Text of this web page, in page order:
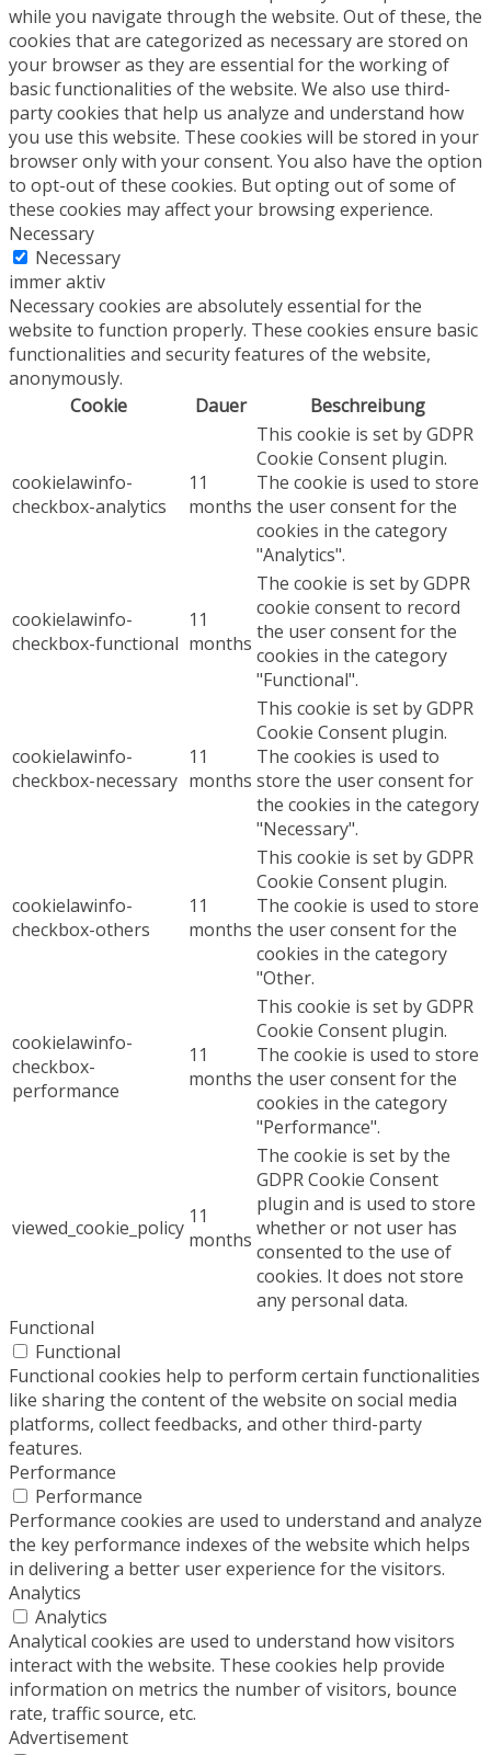
while you navigate through the website. Out of these, the
cookies that are categorized as necessary are stored on
your browser as they are essential for the working of
basic functionalities of the website. We also use third-
party cookies that help us analyze and understand how
you use this website. These cookies will be stored in your
browser only with your consent. You also have the option
to opt-out of these cookies. But opting out of some of
these cookies may affect your browsing experience.
Necessary
Necessary
immer aktiv
Necessary cookies are absolutely essential for the
website to function properly. These cookies ensure basic
functionalities and security features of the website,
anonymously.
Cookie
Dauer Beschreibung
cookielawinfo-
checkbox-analytics
11
months
This cookie is set by GDPR
Cookie Consent plugin.
The cookie is used to store
the user consent for the
cookies in the category
"Analytics".
cookielawinfo-
checkbox-functional
11
months
The cookie is set by GDPR
cookie consent to record
the user consent for the
cookies in the category
"Functional".
cookielawinfo-
checkbox-necessary
11
months
This cookie is set by GDPR
Cookie Consent plugin.
The cookies is used to
store the user consent for
the cookies in the category
"Necessary".
cookielawinfo-
checkbox-others
11
months
This cookie is set by GDPR
Cookie Consent plugin.
The cookie is used to store
the user consent for the
cookies in the category
"Other.
cookielawinfo-
checkbox-
performance
11
months
This cookie is set by GDPR
Cookie Consent plugin.
The cookie is used to store
the user consent for the
cookies in the category
"Performance".
viewed_cookie_policy 11
months
The cookie is set by the
GDPR Cookie Consent
plugin and is used to store
whether or not user has
consented to the use of
cookies. It does not store
any personal data.
Functional
Functional
Functional cookies help to perform certain functionalities
like sharing the content of the website on social media
platforms, collect feedbacks, and other third-party
features.
Performance
Performance
Performance cookies are used to understand and analyze
the key performance indexes of the website which helps
in delivering a better user experience for the visitors.
Analytics
Analytics
Analytical cookies are used to understand how visitors
interact with the website. These cookies help provide
information on metrics the number of visitors, bounce
rate, traffic source, etc.
Advertisement